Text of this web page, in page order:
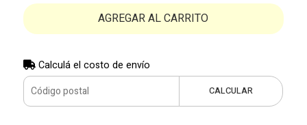
AGREGAR AL CARRITO
Calculá el costo de envío
CALCULAR